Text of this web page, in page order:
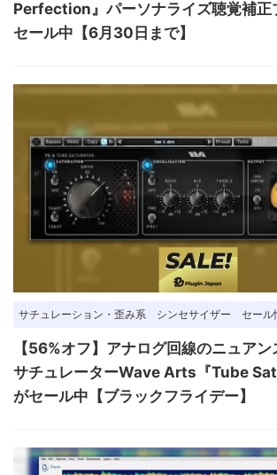
Perfection』パーソナライズ聴覚補正
セール中【6月30日まで】
サチュレーション・歪み系 シンセサイザー セール
【56%オフ】アナログ回線のニュア
サチュレーターWave Arts『Tube
がセール中【ブラックフライデー】